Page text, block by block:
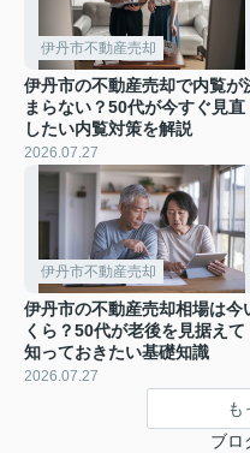
伊丹市不動産売却
伊丹市の不動産売却で内覧が
まらない？50代が今すぐ見直
したい内覧対策を解説
2026.07.27
伊丹市不動産売却
伊丹市の不動産売却相場は今
くら？50代が老後を見据えて
知っておきたい基礎知識
2026.07.27
も
ブロ